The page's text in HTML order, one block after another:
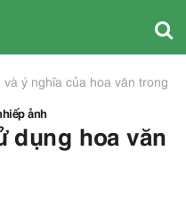
và ý nghĩa của hoa văn trong
ảnh
dụng hoa văn